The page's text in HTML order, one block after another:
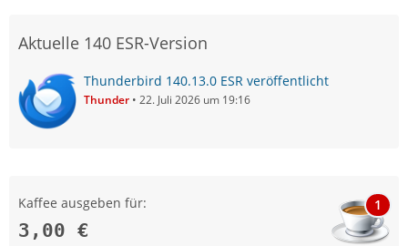
Aktuelle 140 ESR-Version
Thunderbird 140.13.0 ESR veröffentlicht
Thunder 22. Juli 2026 um 19:16
Kaffee ausgeben für:
3,00 €
1